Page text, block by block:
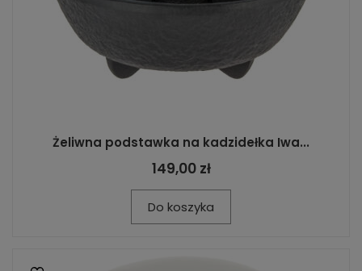
Żeliwna podstawka na kadzidełka Iwa...
149,00 zł
Do koszyka